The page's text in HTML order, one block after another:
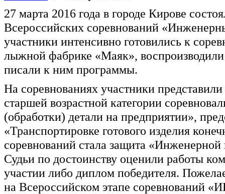
27 марта 2016 года в городе Кирове
Всероссийских соревнований
участники интенсивно готовились к
лыжной фабрике «Маяк», воспроизводили
писали к ним программы.
На соревнованиях участники
старшей возрастной категории
(обработки) детали на предприятии»,
«Транспортировке готового изделия
соревнований стала защита «Инженерной
Судьи по достоинству оценили работы
участии либо диплом победителя.
на Всероссийском этапе соревнований